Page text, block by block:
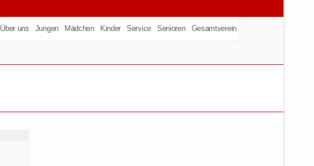
Über uns Jungen Mädchen Kinder Service Senioren Gesamtverein